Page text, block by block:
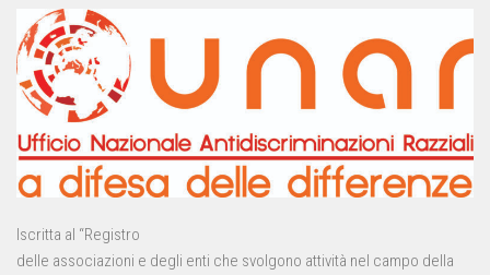
Iscritta al “Registro
delle associazioni e degli enti che svolgono attività nel campo della